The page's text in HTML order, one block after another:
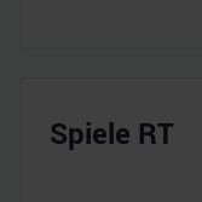
Spiele RT